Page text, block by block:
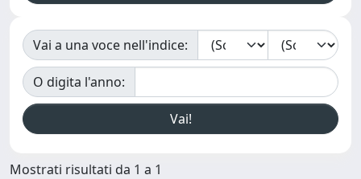
Vai a una voce nell'indice:
O digita l'anno:
Mostrati risultati da 1 a 1